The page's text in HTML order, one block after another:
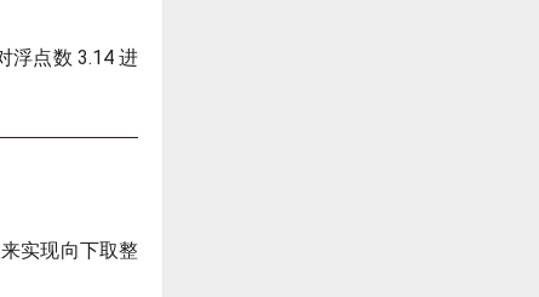
浮点数 3.14 进
实现向下取整